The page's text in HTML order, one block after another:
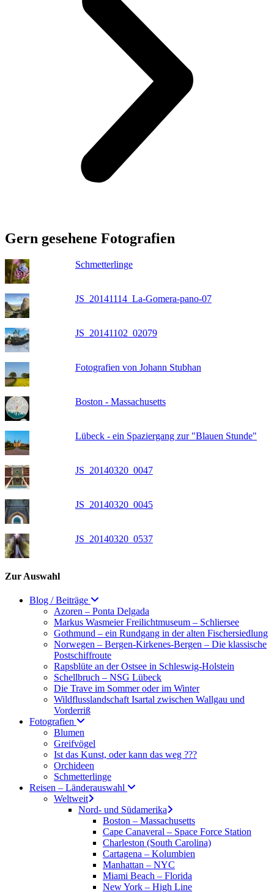
Gern gesehene Fotografien
Schmetterlinge
JS_20141114_La-Gomera-pano-07
JS_20141102_02079
Fotografien von Johann Stubhan
Boston - Massachusetts
Lübeck - ein Spaziergang zur "Blauen Stunde"
JS_20140320_0047
JS_20140320_0045
JS_20140320_0537
Zur Auswahl
Blog / Beiträge
Azoren – Ponta Delgada
Markus Wasmeier Freilichtmuseum – Schliersee
Gothmund – ein Rundgang in der alten Fischersiedlung
Norwegen – Bergen-Kirkenes-Bergen – Die klassische
Postschiffroute
Rapsblüte an der Ostsee in Schleswig-Holstein
Schellbruch – NSG Lübeck
Die Trave im Sommer oder im Winter
Wildflusslandschaft Isartal zwischen Wallgau und
Vorderriß
Fotografien
Blumen
Greifvögel
Ist das Kunst, oder kann das weg ???
Orchideen
Schmetterlinge
Reisen – Länderauswahl
Weltweit
Nord- und Südamerika
Boston – Massachusetts
Cape Canaveral – Space Force Station
Charleston (South Carolina)
Cartagena – Kolumbien
Manhattan – NYC
Miami Beach – Florida
New York – High Line